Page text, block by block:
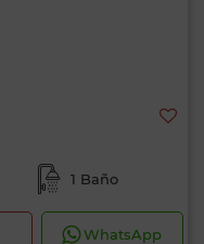
1 Baño
WhatsApp